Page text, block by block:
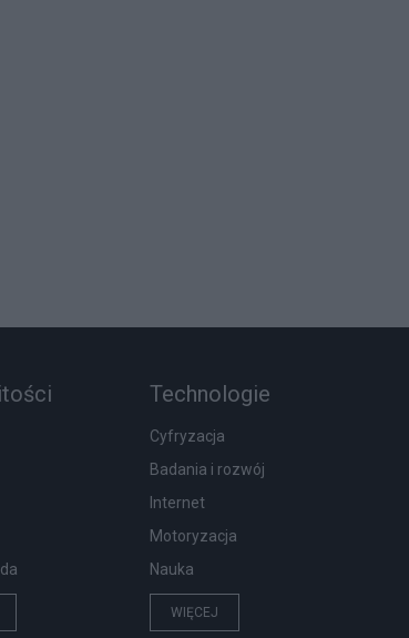
Technologie
Cyfryzacja
Badania i rozwój
Internet
Motoryzacja
Nauka
WIĘCEJ